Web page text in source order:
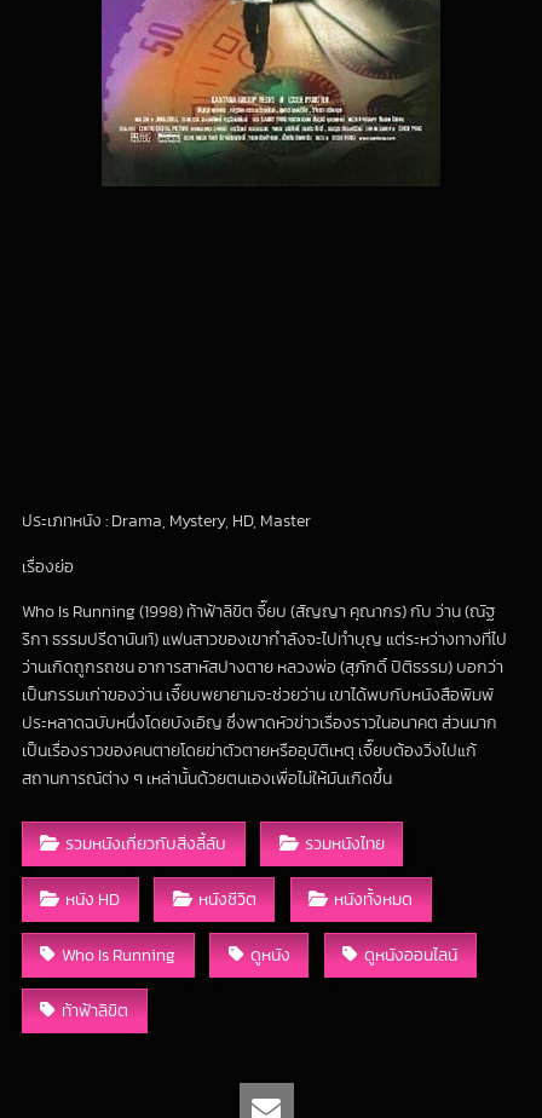
ประเภทหนัง : Drama, Mystery, HD, Master
เรื่องย่อ
Who Is Running (1998) ท้าฟ้าลิขิต จี๊ยบ (สัญญา คุณากร) กับ ว่าน (ณัฐ
ริกา ธรรมปรีดานันท์) แฟนสาวของเขากำลังจะไปทำบุญ แต่ระหว่างทางที่ไป
ว่านเกิดถูกรถชน อาการสาหัสปางตาย หลวงพ่อ (สุภักดิ์ ปิติธรรม) บอกว่า
เป็นกรรมเก่าของว่าน เจี๊ยบพยายามจะช่วยว่าน เขาได้พบกับหนังสือพิมพ์
ประหลาดฉบับหนึ่งโดยบังเอิญ ซึ่งพาดหัวข่าวเรื่องราวในอนาคต ส่วนมาก
เป็นเรื่องราวของคนตายโดยฆ่าตัวตายหรืออุบัติเหตุ เจี๊ยบต้องวิ่งไปแก้
สถานการณ์ต่าง ๆ เหล่านั้นด้วยตนเองเพื่อไม่ให้มันเกิดขึ้น
รวมหนังเกี่ยวกับสิ่งลี้ลับ รวมหนังไทย
หนัง HD หนังชีวิต หนังทั้งหมด
Who Is Running ดูหนัง ดูหนังออนไลน์
ท้าฟ้าลิขิต